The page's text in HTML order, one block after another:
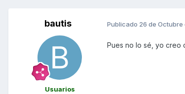
bautis
Usuarios
Publicado 26 de Octubre
Pues no lo sé, yo creo